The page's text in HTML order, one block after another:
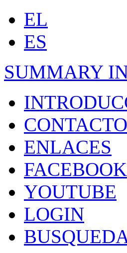
EL
ES
SUMMARY
CONTACTO
ENLACES
FACEBOOK
YOUTUBE
LOGIN